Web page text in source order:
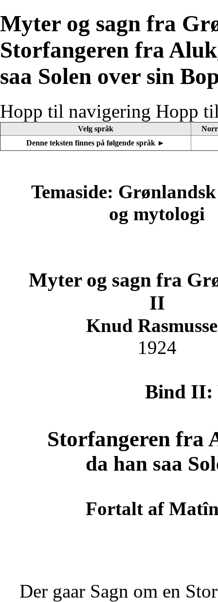
Myter og sagn fra
Storfangeren fra
saa Solen over sin
Hopp til navigering Hopp
Velg språk
Denne teksten finnes på følgende språk ►
Temaside:
og mytologi
Myter og sagn fra
II
Knud
1924
Bind II:
Storfangeren fra
da han saa
Fortalt af
Der gaar Sagn om en